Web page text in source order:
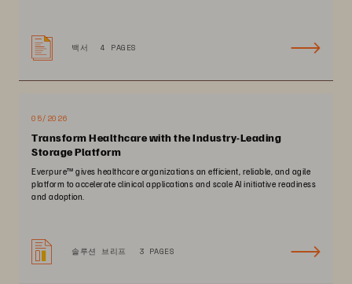
백서 4 PAGES
05/2026
Transform Healthcare with the Industry-Leading
Storage Platform
Everpure™️ gives healthcare organizations an efficient, reliable, and agile
platform to accelerate clinical applications and scale AI initiative readiness
and adoption.
솔루션 브리프 3 PAGES